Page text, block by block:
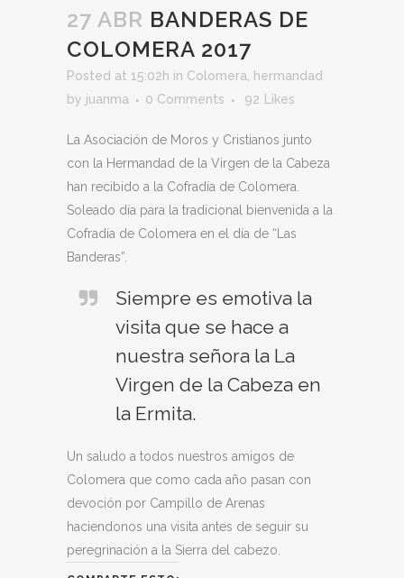
27 ABR BANDERAS DE
COLOMERA 2017
Posted at 15:02h in Colomera, hermandad
by juanma 0 Comments 92 Likes
La Asociación de Moros y Cristianos junto
con la Hermandad de la Virgen de la Cabeza
han recibido a la Cofradía de Colomera.
Soleado día para la tradicional bienvenida a la
Cofradía de Colomera en el día de “Las
Banderas”.
Siempre es emotiva la
visita que se hace a
nuestra señora la La
Virgen de la Cabeza en
la Ermita.
Un saludo a todos nuestros amigos de
Colomera que como cada año pasan con
devoción por Campillo de Arenas
haciendonos una visita antes de seguir su
peregrinación a la Sierra del cabezo.